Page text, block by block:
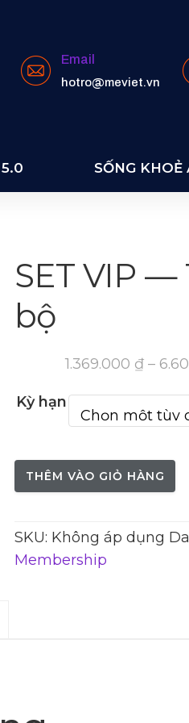
Email
hotro@meviet.vn
SỐNG KHOẺ
SET VIP —
bộ
1.369.000 ₫ –
Kỳ hạn
THÊM VÀO GIỎ HÀNG
SKU: Không áp dụng
Membership